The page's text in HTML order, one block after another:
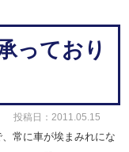
っており
投稿日：2011.05.15
常に車が埃まみれにな